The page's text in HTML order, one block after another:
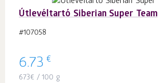
Útlevéltartó Siberian Super Team
#107058
6.73 €
673€ / 100 g